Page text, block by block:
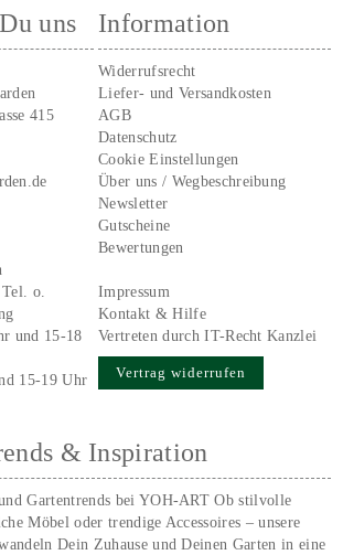
uns
415
o.
und 15-18
15-19 Uhr
Information
Widerrufsrecht
Liefer- und Versandkosten
AGB
Datenschutz
Cookie Einstellungen
Über uns / Wegbeschreibung
Newsletter
Gutscheine
Bewertungen
Impressum
Kontakt & Hilfe
Vertreten durch IT-Recht Kanzlei
Vertrag widerrufen
& Inspiration
Gartentrends bei YOH‑ART Ob stilvolle
Möbel oder trendige Accessoires – unsere
Dein Zuhause und Deinen Garten in eine